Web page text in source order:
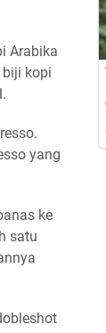
Arabika
kopi
yang
ke
satu